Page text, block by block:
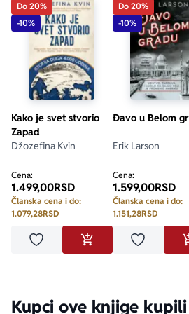
Do 20%
-10%
Kako je svet stvorio
Zapad
Džozefina Kvin
Cena:
1.499,00RSD
Članska cena i do:
1.079,28RSD
Dodaj u omiljeneDODAJ U KORPU
Do 20%
-10%
Đavo u Belom
Erik Larson
Cena:
1.599,00RSD
Članska cena i do:
1.151,28RSD
Dodaj u
Kupci ove knjige